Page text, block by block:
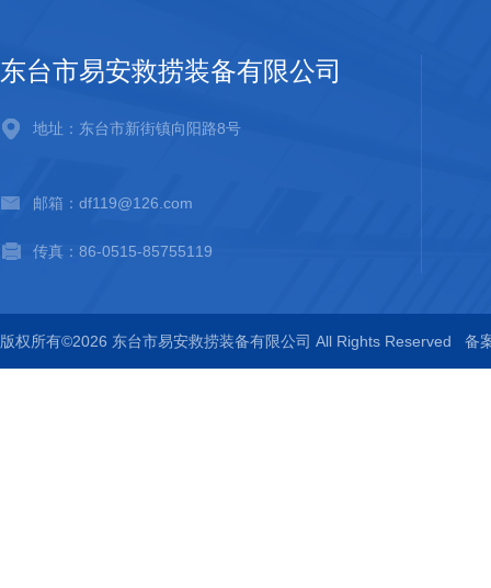
东台市易安救捞装备有限公司
地址：东台市新街镇向阳路8号
邮箱：df119@126.com
传真：86-0515-85755119
版权所有©2026 东台市易安救捞装备有限公司 All Rights Reserved 备